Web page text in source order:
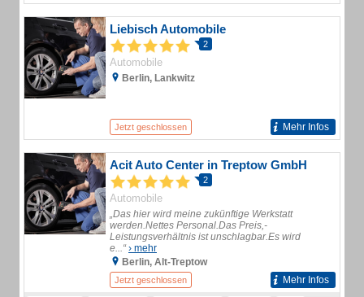
Liebisch Automobile
2
Automobile
Berlin, Lankwitz
Jetzt geschlossen Mehr Infos
Acit Auto Center in Treptow GmbH
2
Automobile
„Das hier wird meine zukünftige Werkstatt
werden.Nettes Personal.Das Preis,-
Leistungsverhältnis ist unschlagbar.Es wird
e...“› mehr
Berlin, Alt-Treptow
Jetzt geschlossen Mehr Infos